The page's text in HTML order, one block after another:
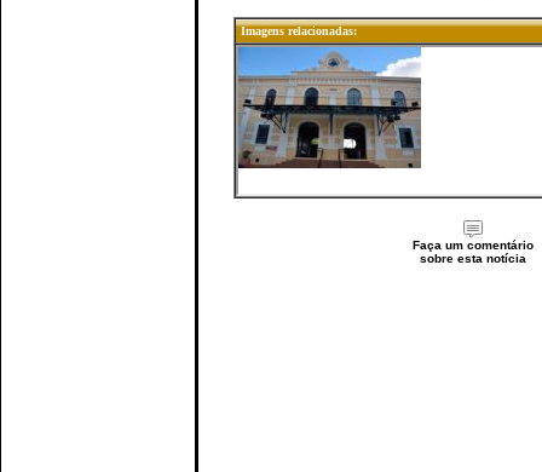
Imagens relacionadas:
Faça um comentário
sobre esta notícia